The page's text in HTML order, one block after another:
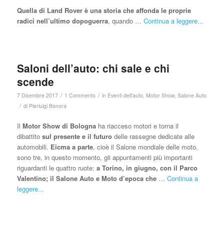
Quella di Land Rover è una storia che affonda le proprie
radici nell’ultimo dopoguerra, quando … Continua a leggere...
Saloni dell’auto: chi sale e chi
scende
7 Dicembre 2017 / 1 Commento / in Eventi dell'auto, Motor Show, Salone Auto
/ di Pierluigi Bonora
Il Motor Show di Bolognaha riacceso motori e torna il
dibattito sul presente e il futurodelle rassegne dedicate alle
automobili. Eicma a parte, cioè il Salone mondiale delle moto,
sono tre, in questo momento, gli appuntamenti più importanti
riguardanti le quattro ruote: a Torino, in giugno, con il Parco
Valentino; il Salone Auto e Moto d’epoca che … Continua a
leggere...